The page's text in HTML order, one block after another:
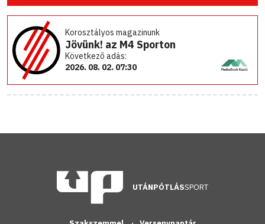
Korosztályos magazinunk
Jövünk! az M4 Sporton
Következő adás:
2026. 08. 02. 07:30
UTÁNPÓTLÁSSPORT